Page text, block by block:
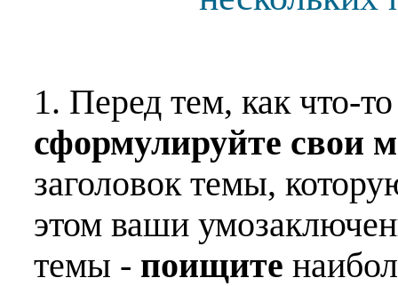
1. Перед тем, как что-
сформулируйте свои
заголовок темы,
этом ваши
темы - поищите